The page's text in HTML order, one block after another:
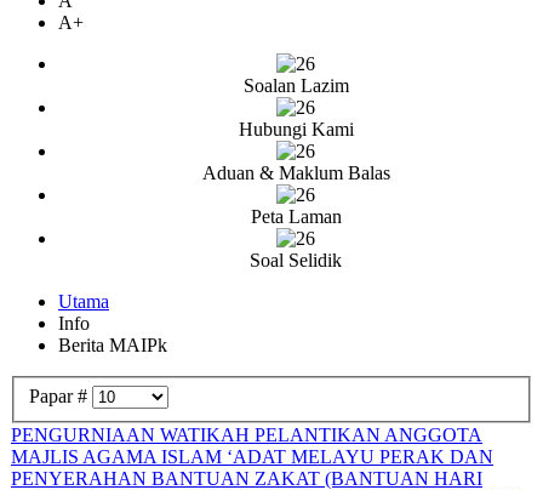
A+
Soalan Lazim
Hubungi Kami
Aduan & Maklum Balas
Peta Laman
Soal Selidik
Utama
Info
Berita MAIPk
Papar #
PENGURNIAAN WATIKAH PELANTIKAN ANGGOTA
MAJLIS AGAMA ISLAM ‘ADAT MELAYU PERAK DAN
PENYERAHAN BANTUAN ZAKAT (BANTUAN HARI